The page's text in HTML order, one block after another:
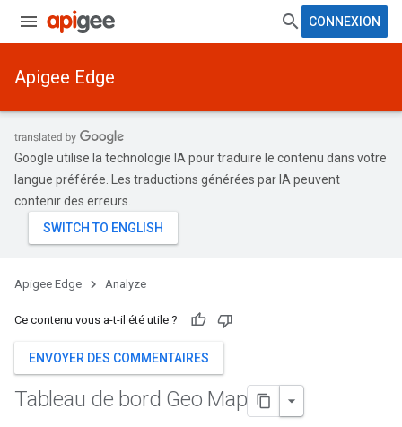
CONNEXION
Apigee Edge
Google utilise la technologie IA pour traduire le contenu dans votre
langue préférée. Les traductions générées par IA peuvent
contenir des erreurs.
Apigee Edge Analyze
Ce contenu vous a-t-il été utile ?
ENVOYER DES COMMENTAIRES
Tableau de bord Geo Map